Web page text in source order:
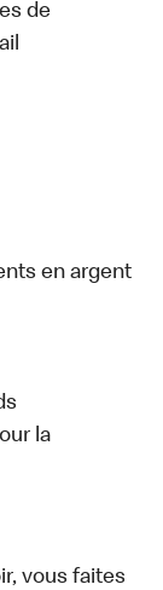
de
en argent
la
vous faites